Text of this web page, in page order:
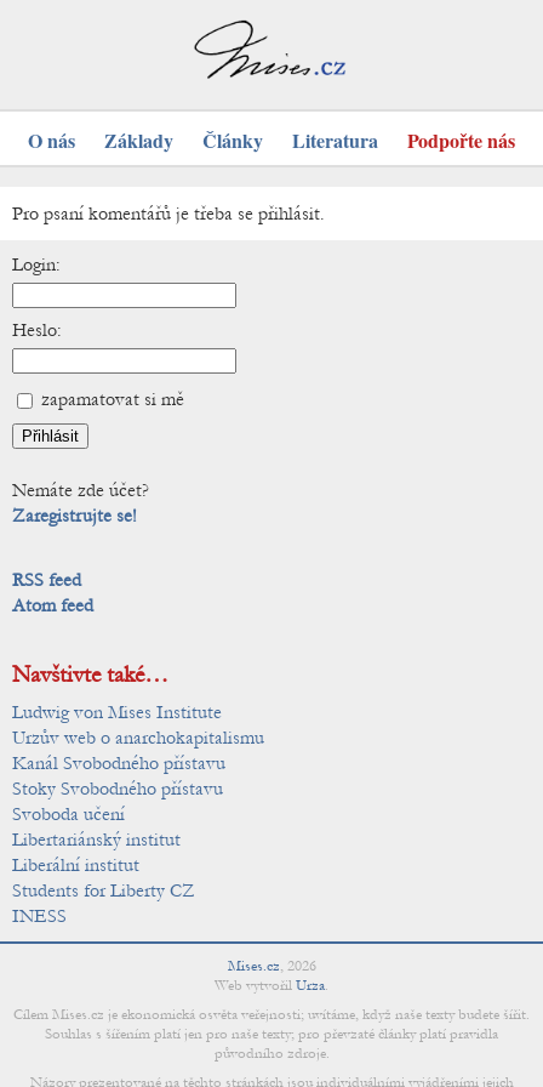
O nás Základy Články Literatura Podpořte nás
Pro psaní komentářů je třeba se přihlásit.
Login:
Heslo:
zapamatovat si mě
Nemáte zde účet?
Zaregistrujte se!
RSS feed
Atom feed
Navštivte také…
Ludwig von Mises Institute
Urzův web o anarchokapitalismu
Kanál Svobodného přístavu
Stoky Svobodného přístavu
Svoboda učení
Libertariánský institut
Liberální institut
Students for Liberty CZ
INESS
Mises.cz, 2026
Web vytvořil Urza.
Cílem Mises.cz je ekonomická osvěta veřejnosti; uvítáme, když naše texty budete šířit.
Souhlas s šířením platí jen pro naše texty; pro převzaté články platí pravidla
původního zdroje.
Názory prezentované na těchto stránkách jsou individuálními vyjádřeními jejich